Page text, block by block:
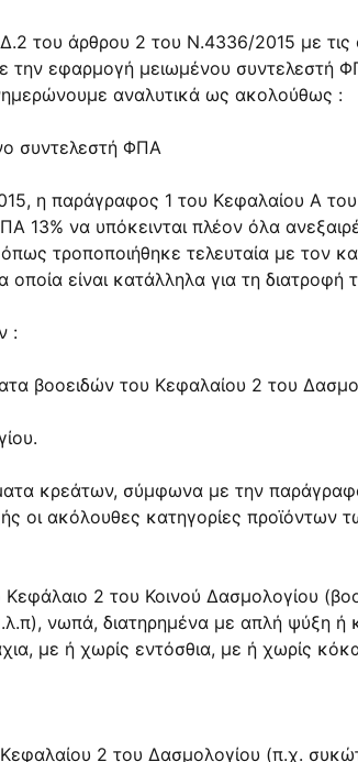
του άρθρου 2 του Ν.4336/2015 με τις
εφαρμογή μειωμένου συντελεστή
αναλυτικά ως ακολούθως :
συντελεστή ΦΠΑ
η παράγραφος 1 του Κεφαλαίου Α του
13% να υπόκεινται πλέον όλα
τροποποιήθηκε τελευταία με τον
είναι κατάλληλα για τη διατροφή
:
βοοειδών του Κεφαλαίου 2 του
κρεάτων, σύμφωνα με την παράγραφο
ακόλουθες κατηγορίες προϊόντων
2 του Κοινού Δασμολογίου
νωπά, διατηρημένα με απλή ψύξη
με ή χωρίς εντόσθια, με ή χωρίς
2 του Δασμολογίου (π.χ.